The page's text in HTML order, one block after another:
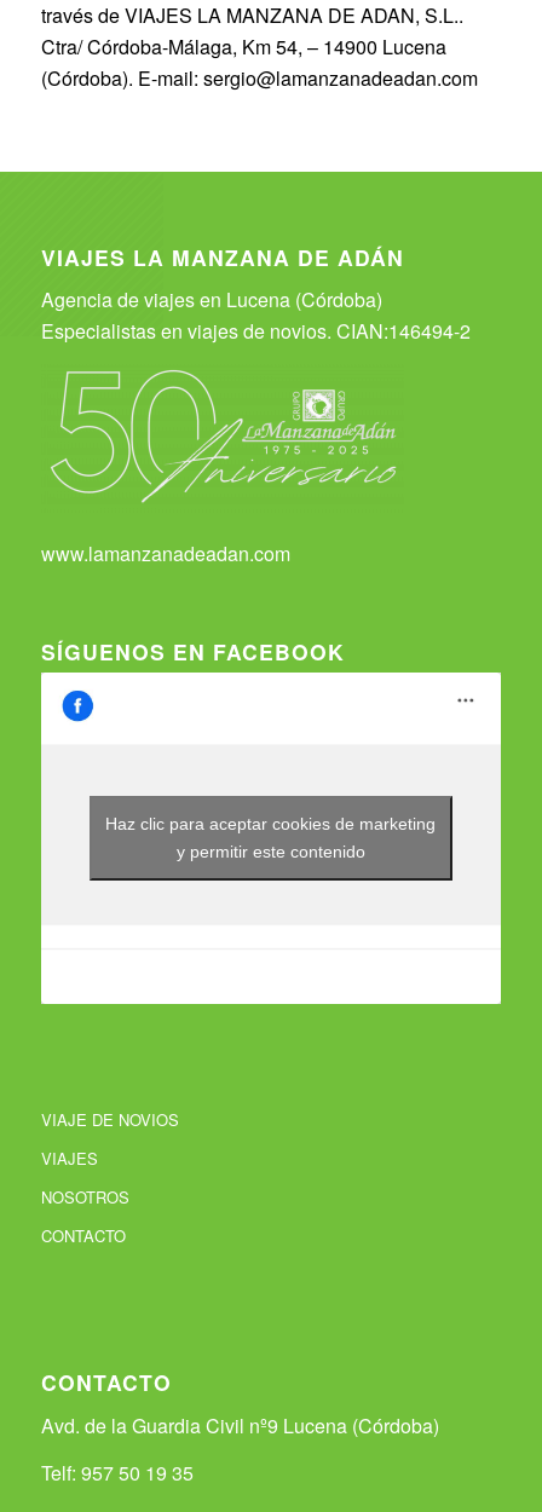
través de VIAJES LA MANZANA DE ADAN, S.L..
Ctra/ Córdoba-Málaga, Km 54, – 14900 Lucena
(Córdoba). E-mail: sergio@lamanzanadeadan.com
VIAJES LA MANZANA DE ADÁN
Agencia de viajes en Lucena (Córdoba)
Especialistas en viajes de novios. CIAN:146494-2
www.lamanzanadeadan.com
SÍGUENOS EN FACEBOOK
Haz clic para aceptar cookies de marketing
y permitir este contenido
VIAJE DE NOVIOS
VIAJES
NOSOTROS
CONTACTO
CONTACTO
Avd. de la Guardia Civil nº9 Lucena (Córdoba)
Telf: 957 50 19 35